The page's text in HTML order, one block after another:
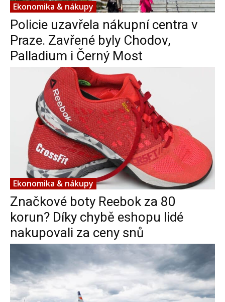
Ekonomika & nákupy
Policie uzavřela nákupní centra v
Praze. Zavřené byly Chodov,
Palladium i Černý Most
Ekonomika & nákupy
Značkové boty Reebok za 80
korun? Díky chybě eshopu lidé
nakupovali za ceny snů